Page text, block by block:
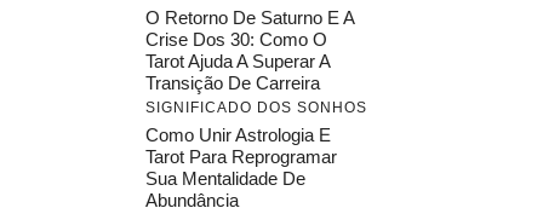
O Retorno De Saturno E A
Crise Dos 30: Como O
Tarot Ajuda A Superar A
Transição De Carreira
SIGNIFICADO DOS SONHOS
Como Unir Astrologia E
Tarot Para Reprogramar
Sua Mentalidade De
Abundância